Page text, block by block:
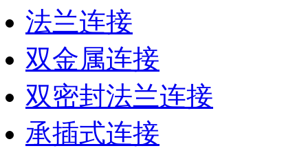
法兰连接
双金属连接
双密封法兰连接
承插式连接